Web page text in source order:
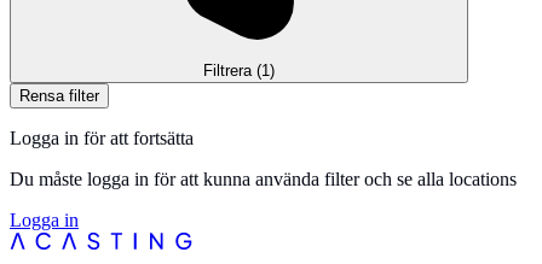
Filtrera (1)
Rensa filter
Logga in för att fortsätta
Du måste logga in för att kunna använda filter och se alla locations
Logga in